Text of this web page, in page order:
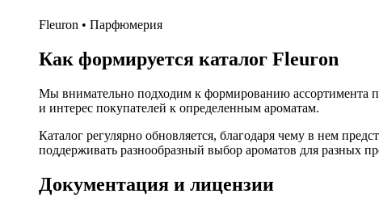
Fleuron • Парфюмерия
Как формируется каталог Fleuron
Мы внимательно подходим к формированию ассортимента
и интерес покупателей к определенным ароматам.
Каталог регулярно обновляется, благодаря чему в нем
поддерживать разнообразный выбор ароматов для разных
Документация и лицензии